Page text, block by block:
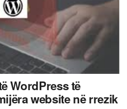
WordPress të
website në rrezik